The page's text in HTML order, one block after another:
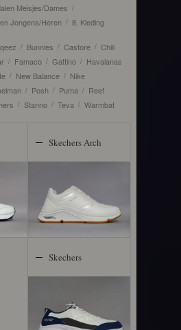
Meisjes/Dames /
Jongens/Heren / 8. Kleding
/ Bunnies / Castore / Chili
/ Famaco / Gattino / Havaianas
/ New Balance / Nike
/ Posh / Puma / Reef
/ Stanno / Teva / Warmbat
Skechers Arch
Skechers